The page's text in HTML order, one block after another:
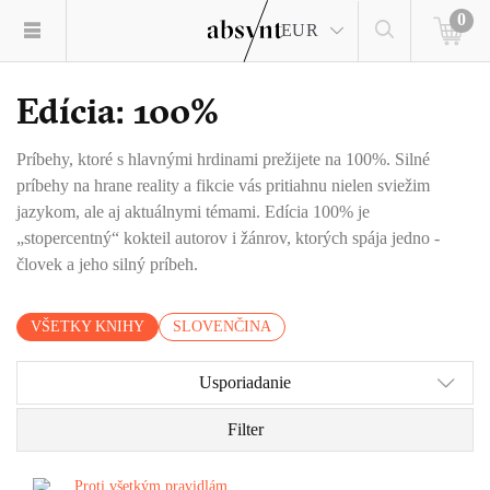
EUR
0
Edícia: 100%
Príbehy, ktoré s hlavnými hrdinami prežijete na 100%. Silné
príbehy na hrane reality a fikcie vás pritiahnu nielen sviežim
jazykom, ale aj aktuálnymi témami. Edícia 100% je
„stopercentný“ kokteil autorov i žánrov, ktorých spája jedno -
človek a jeho silný príbeh.
VŠETKY KNIHY SLOVENČINA
Usporiadanie
Filter